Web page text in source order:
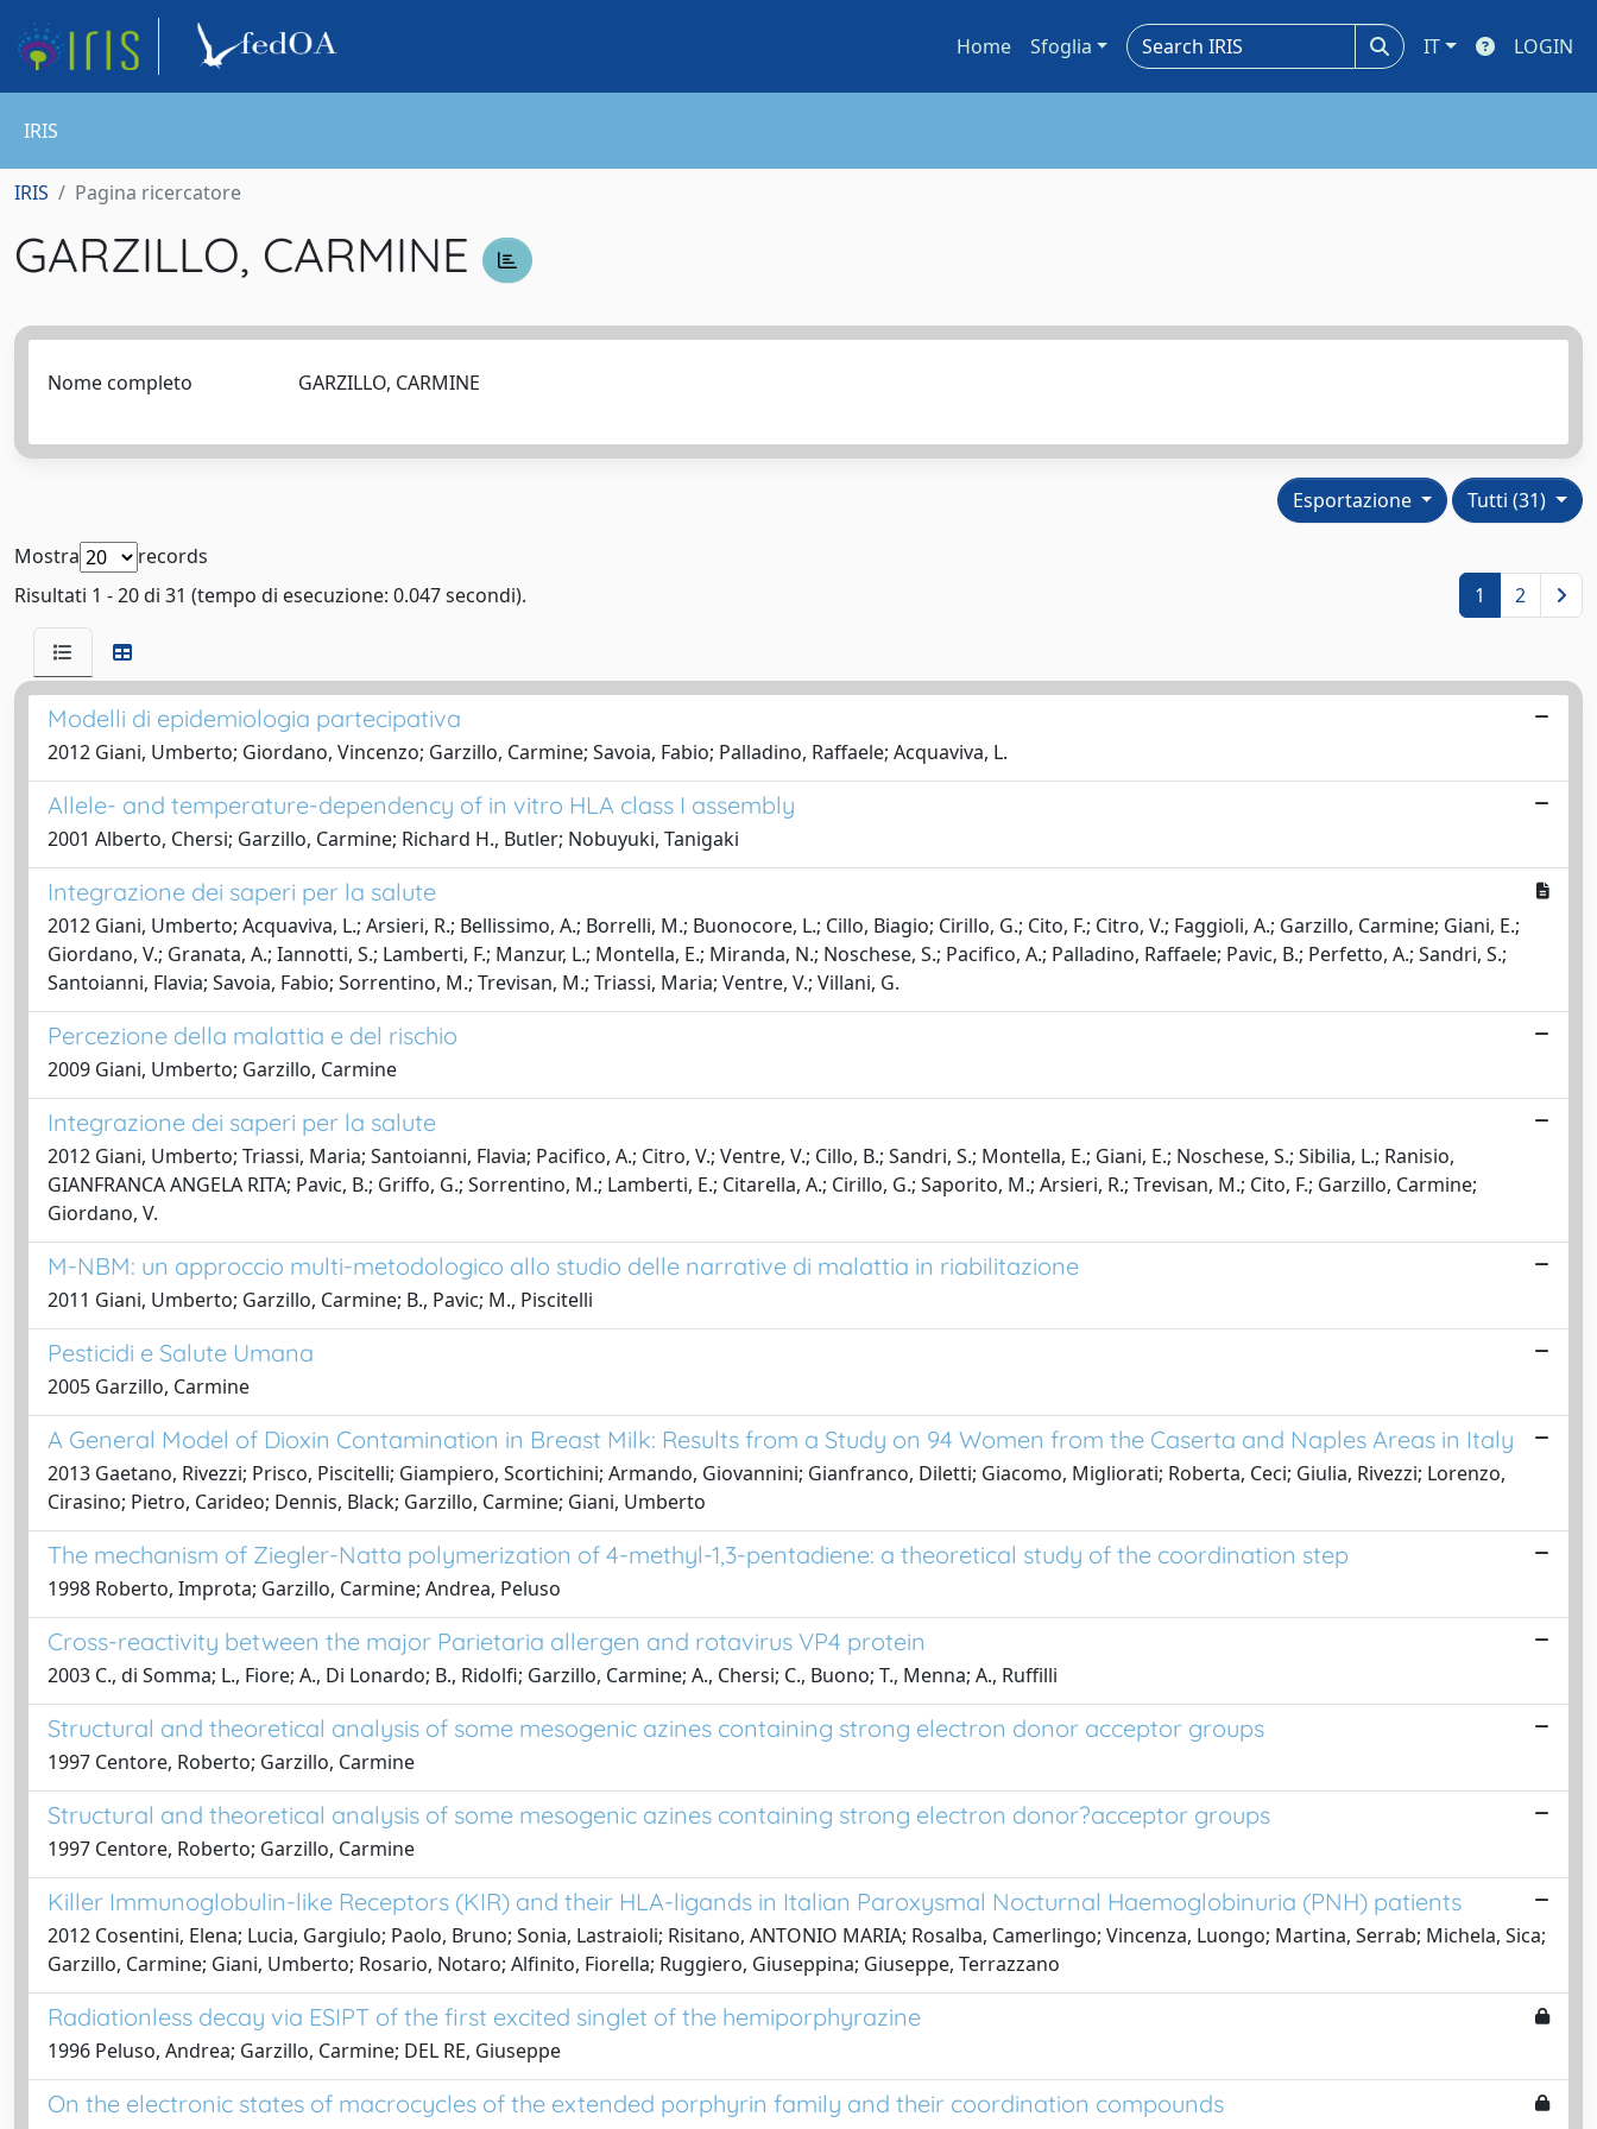
Home Sfoglia IT LOGIN
IRIS
IRIS Pagina ricercatore
GARZILLO, CARMINE
Nome completo GARZILLO, CARMINE
Tutti (31)
Esportazione
Mostra
records
Risultati 1 - 20 di 31 (tempo di esecuzione: 0.047 secondi).
1 2
Modelli di epidemiologia partecipativa
2012 Giani, Umberto; Giordano, Vincenzo; Garzillo, Carmine; Savoia, Fabio; Palladino, Raffaele; Acquaviva, L.
Allele- and temperature-dependency of in vitro HLA class I assembly
2001 Alberto, Chersi; Garzillo, Carmine; Richard H., Butler; Nobuyuki, Tanigaki
Integrazione dei saperi per la salute
2012 Giani, Umberto; Acquaviva, L.; Arsieri, R.; Bellissimo, A.; Borrelli, M.; Buonocore, L.; Cillo, Biagio; Cirillo, G.; Cito, F.; Citro, V.; Faggioli, A.; Garzillo, Carmine; Giani, E.;
Giordano, V.; Granata, A.; Iannotti, S.; Lamberti, F.; Manzur, L.; Montella, E.; Miranda, N.; Noschese, S.; Pacifico, A.; Palladino, Raffaele; Pavic, B.; Perfetto, A.; Sandri, S.;
Santoianni, Flavia; Savoia, Fabio; Sorrentino, M.; Trevisan, M.; Triassi, Maria; Ventre, V.; Villani, G.
Percezione della malattia e del rischio
2009 Giani, Umberto; Garzillo, Carmine
Integrazione dei saperi per la salute
2012 Giani, Umberto; Triassi, Maria; Santoianni, Flavia; Pacifico, A.; Citro, V.; Ventre, V.; Cillo, B.; Sandri, S.; Montella, E.; Giani, E.; Noschese, S.; Sibilia, L.; Ranisio,
GIANFRANCA ANGELA RITA; Pavic, B.; Griffo, G.; Sorrentino, M.; Lamberti, E.; Citarella, A.; Cirillo, G.; Saporito, M.; Arsieri, R.; Trevisan, M.; Cito, F.; Garzillo, Carmine;
Giordano, V.
M-NBM: un approccio multi-metodologico allo studio delle narrative di malattia in riabilitazione
2011 Giani, Umberto; Garzillo, Carmine; B., Pavic; M., Piscitelli
Pesticidi e Salute Umana
2005 Garzillo, Carmine
A General Model of Dioxin Contamination in Breast Milk: Results from a Study on 94 Women from the Caserta and Naples Areas in Italy
2013 Gaetano, Rivezzi; Prisco, Piscitelli; Giampiero, Scortichini; Armando, Giovannini; Gianfranco, Diletti; Giacomo, Migliorati; Roberta, Ceci; Giulia, Rivezzi; Lorenzo,
Cirasino; Pietro, Carideo; Dennis, Black; Garzillo, Carmine; Giani, Umberto
The mechanism of Ziegler-Natta polymerization of 4-methyl-1,3-pentadiene: a theoretical study of the coordination step
1998 Roberto, Improta; Garzillo, Carmine; Andrea, Peluso
Cross-reactivity between the major Parietaria allergen and rotavirus VP4 protein
2003 C., di Somma; L., Fiore; A., Di Lonardo; B., Ridolfi; Garzillo, Carmine; A., Chersi; C., Buono; T., Menna; A., Ruffilli
Structural and theoretical analysis of some mesogenic azines containing strong electron donor acceptor groups
1997 Centore, Roberto; Garzillo, Carmine
Structural and theoretical analysis of some mesogenic azines containing strong electron donor?acceptor groups
1997 Centore, Roberto; Garzillo, Carmine
Killer Immunoglobulin-like Receptors (KIR) and their HLA-ligands in Italian Paroxysmal Nocturnal Haemoglobinuria (PNH) patients
2012 Cosentini, Elena; Lucia, Gargiulo; Paolo, Bruno; Sonia, Lastraioli; Risitano, ANTONIO MARIA; Rosalba, Camerlingo; Vincenza, Luongo; Martina, Serrab; Michela, Sica;
Garzillo, Carmine; Giani, Umberto; Rosario, Notaro; Alfinito, Fiorella; Ruggiero, Giuseppina; Giuseppe, Terrazzano
Radiationless decay via ESIPT of the first excited singlet of the hemiporphyrazine
1996 Peluso, Andrea; Garzillo, Carmine; DEL RE, Giuseppe
On the electronic states of macrocycles of the extended porphyrin family and their coordination compounds